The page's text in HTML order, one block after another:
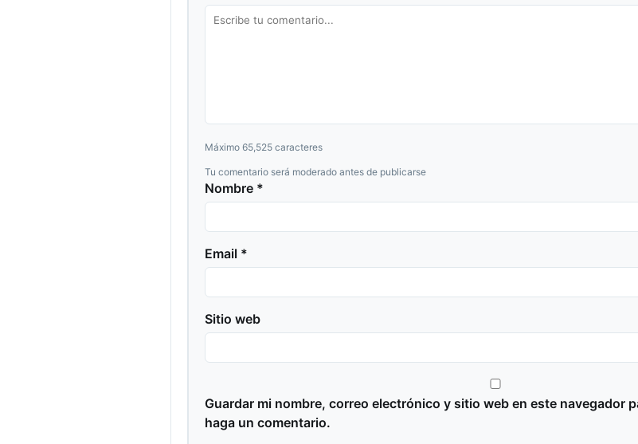
Máximo 65,525 caracteres
Tu comentario será moderado antes de publicarse
Nombre *
Email *
Sitio web
Guardar mi nombre, correo electrónico y sitio web en este navegador
haga un comentario.